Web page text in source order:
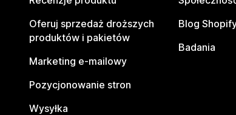
Oferuj sprzedaż droższych
produktów i pakietów
Marketing e-mailowy
Pozycjonowanie stron
Wysyłka
Blog
Badania